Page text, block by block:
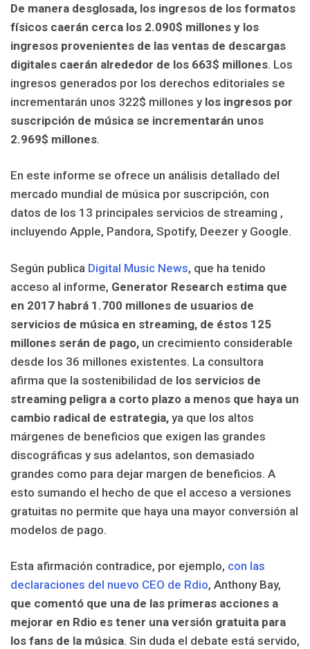
De manera desglosada, los ingresos de los formatos
físicos caerán cerca los 2.090$ millones y los
ingresos provenientes de las ventas de descargas
digitales caerán alrededor de los 663$ millones. Los
ingresos generados por los derechos editoriales se
incrementarán unos 322$ millones y los ingresos por
suscripción de música se incrementarán unos
2.969$ millones.
En este informe se ofrece un análisis detallado del
mercado mundial de música por suscripción, con
datos de los 13 principales servicios de streaming ,
incluyendo Apple, Pandora, Spotify, Deezer y Google.
Según publica Digital Music News, que ha tenido
acceso al informe, Generator Research estima que
en 2017 habrá 1.700 millones de usuarios de
servicios de música en streaming, de éstos 125
millones serán de pago, un crecimiento considerable
desde los 36 millones existentes. La consultora
afirma que la sostenibilidad de los servicios de
streaming peligra a corto plazo a menos que haya un
cambio radical de estrategia, ya que los altos
márgenes de beneficios que exigen las grandes
discográficas y sus adelantos, son demasiado
grandes como para dejar margen de beneficios. A
esto sumando el hecho de que el acceso a versiones
gratuitas no permite que haya una mayor conversión al
modelos de pago.
Esta afirmación contradice, por ejemplo, con las
declaraciones del nuevo CEO de Rdio, Anthony Bay,
que comentó que una de las primeras acciones a
mejorar en Rdio es tener una versión gratuita para
los fans de la música. Sin duda el debate está servido,